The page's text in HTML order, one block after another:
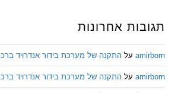
אחרונות
עלהתקנה של מערכת בידור אנדרויד ברכב וכיבוי
עלהתקנה של מערכת בידור אנדרויד ברכב וכיבוי